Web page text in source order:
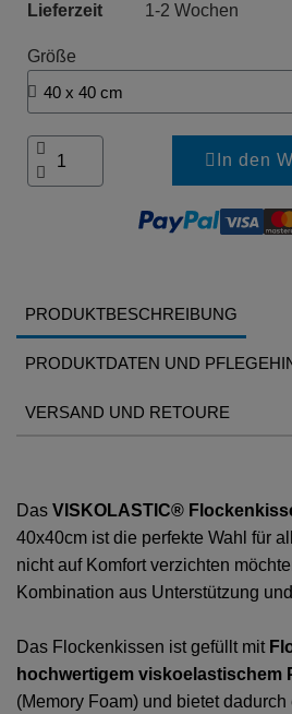
Lieferzeit 1-2 Wochen
Größe
In den
PRODUKTBESCHREIBUNG
PRODUKTDATEN UND
VERSAND UND RETOURE
Das VISKOLASTIC®
40x40cm ist die perfekte Wahl für
nicht auf Komfort verzichten
Kombination aus Unterstützung
Das Flockenkissen ist gefüllt mit
hochwertigem viskoelastischem
(Memory Foam) und bietet